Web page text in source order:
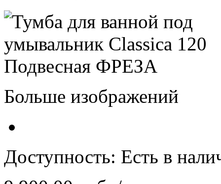
Больше изображений
Доступность: Есть в